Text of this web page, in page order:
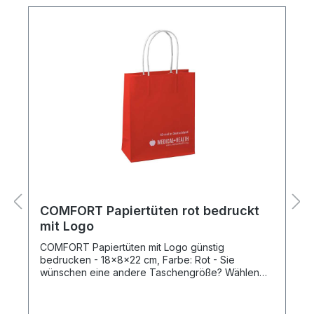
COMFORT Papiertüten rot bedruckt
mit Logo
COMFORT Papiertüten mit Logo günstig
bedrucken - 18x8x22 cm, Farbe: Rot - Sie
wünschen eine andere Taschengröße? Wählen